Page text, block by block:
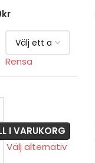
kr
Rensa
I VARUKORG
Välj alternativ